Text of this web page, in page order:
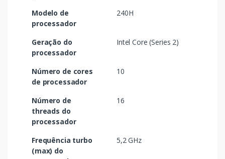
Modelo de
processador
240H
Geração do
processador
Intel Core (Series 2)
Número de cores
de processador
10
Número de
threads do
processador
16
Frequência turbo
(max) do
5,2 GHz